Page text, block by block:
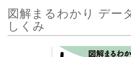
図解まるわかり デー
しくみ